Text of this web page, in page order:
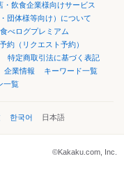
・飲食企業様向けサービス
団体様等向け）について
食べログプレミアム
約（リクエスト予約）
特定商取引法に基づく表記
企業情報
キーワード一覧
一覧
한국어 日本語
©Kakaku.com, Inc.